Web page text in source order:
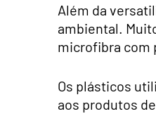
Além da
ambiental.
microfibra com
Os plásticos
aos produtos